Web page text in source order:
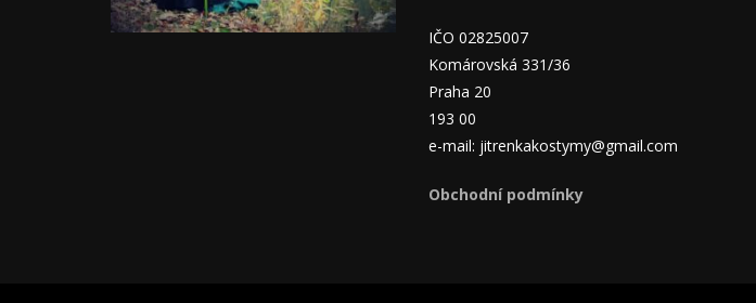
IČO 02825007
Komárovská 331/36
Praha 20
193 00
e-mail: jitrenkakostymy@gmail.com
Obchodní podmínky